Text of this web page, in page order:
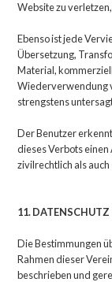
Website zu
Ebenso ist jede
Übersetzung,
Material,
Wiederverwendung
strengstens
Der Benutzer
dieses Verbots
zivilrechtlich als
11. DATENSCHUTZ
Die Bestimmungen
Rahmen dieser
beschrieben und